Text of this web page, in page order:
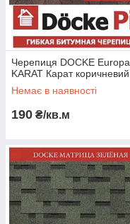
Черепиця DOCKE Europa
KARAT Карат коричневий
Немає в наявності
190 ₴/кв.м